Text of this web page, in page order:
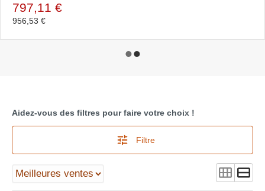
797,11 €
956,53 €
Aidez-vous des filtres pour faire votre choix !
Filtre